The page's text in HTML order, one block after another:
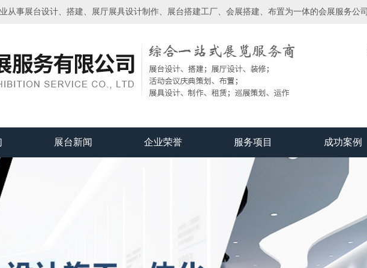
从事展台设计、搭建、展厅展具设计制作、展台搭建工厂、会展搭建、布置为一体的会展服务公司
展台新闻 企业荣誉 服务项目 成功案例